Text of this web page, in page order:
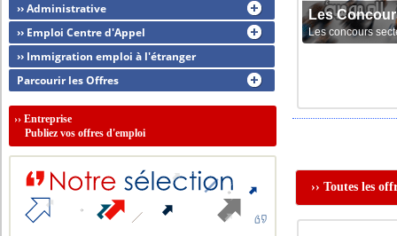
Les
Les concours
›› Toutes les
›› Administrative
›› Emploi Centre d'Appel
›› Immigration emploi à l'étranger
Parcourir les Offres
››Entreprise
Publiez vos offres d'emploi